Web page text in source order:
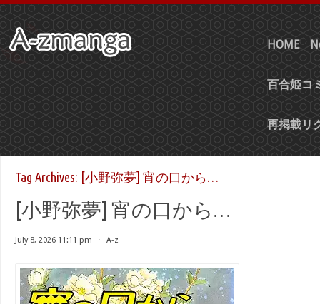
HOME
百合姫コ
再掲載リ
Tag Archives: [小野弥夢] 宵の口から…
[小野弥夢] 宵の口から…
July 8, 2026 11:11 pm ⋅ A-z